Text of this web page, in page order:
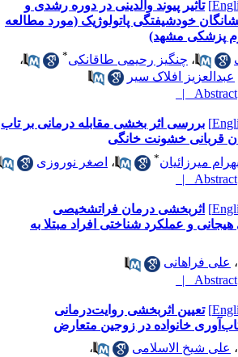
تاثیر پیوند والدینی در دوره رشدی و
خودشیفتگی پاتولوژیک (مورد مطالعه
پزشکی مشهد)
،چنگیز رحیمی طاقانکی
،
افلاک سیر
بررسی اثر بخشی مقابله درمانی بر تاب
قربانی خشونت خانگی
میرزائیان * ،اصغر نوروزی
اثربخشی درمان فراتشخیصی
و عملکرد شناختی افراد مبتلا به
علی فراهانی
تعیین اثربخشی روایت‌درمانی
خانواده در زوجین متعارض
علی شیخ الاسلامی
،